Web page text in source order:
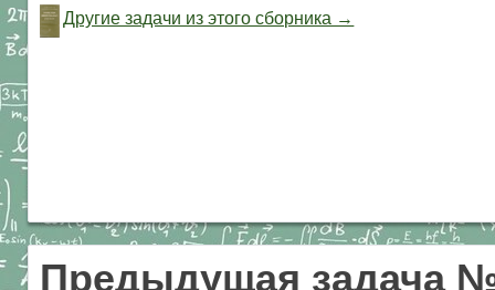
Другие задачи из этого сборника →
Предыдущая задача